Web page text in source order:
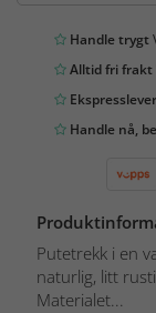
Handle trygt
Alltid fri frakt
Handle nå,
Putetrekk i en
naturlig, litt
Materialet...